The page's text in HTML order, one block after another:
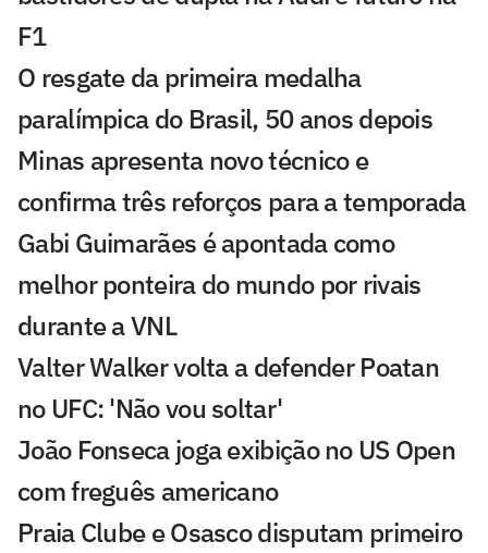
F1
O resgate da primeira medalha
paralímpica do Brasil, 50 anos depois
Minas apresenta novo técnico e
confirma três reforços para a temporada
Gabi Guimarães é apontada como
melhor ponteira do mundo por rivais
durante a VNL
Valter Walker volta a defender Poatan
no UFC: 'Não vou soltar'
João Fonseca joga exibição no US Open
com freguês americano
Praia Clube e Osasco disputam primeiro